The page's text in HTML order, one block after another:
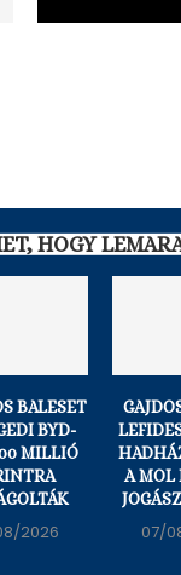
HOGY
BALESET
BYD-
MILLIÓ
2026
A MOL
07/